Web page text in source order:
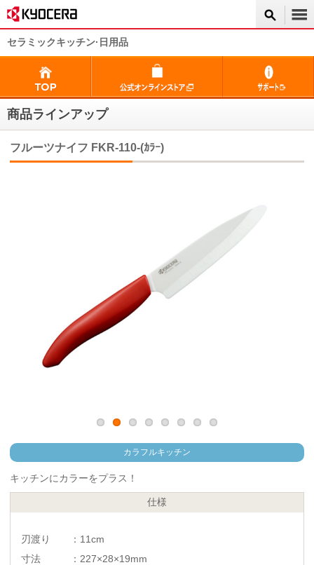
セラミックキッチン·日用品
商品ラインアップ
フルーツナイフ FKR-110-(ｶﾗｰ)
カラフルキッチン
キッチンにカラーをプラス！
仕様
刃渡り ：11cm
寸法 ：227×28×19mm